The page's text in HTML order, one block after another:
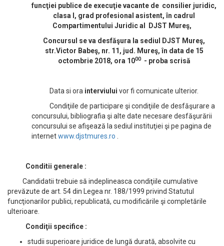
funcţiei publice de execuţie vacante de consilier juridic,
clasa I, grad profesional asistent, în cadrul
Compartimentului Juridic al DJST Mureş,
Concursul se va desfăşura la sediul DJST Mureş,
str.Victor Babeş, nr. 11, jud. Mureş, în data de 15
octombrie 2018, ora 1000 - proba scrisă
Data si ora interviului vor fi comunicate ulterior.
Condiţiile de participare şi condiţiile de desfăşurare a
concursului, bibliografia şi alte date necesare desfăşurării
concursului se afişează la sediul instituţiei şi pe pagina de
internetwww.djstmures.ro
Conditii generale :
Candidatii trebuie să indeplineasca condiţiile cumulative
prevăzute de art. 54 din Legea nr. 188/1999 privind Statutul
funcţionarilor publici, republicată, cu modificările şi completările
ulterioare.
Condiţii specifice :
studii superioare juridice de lungă durată, absolvite cu